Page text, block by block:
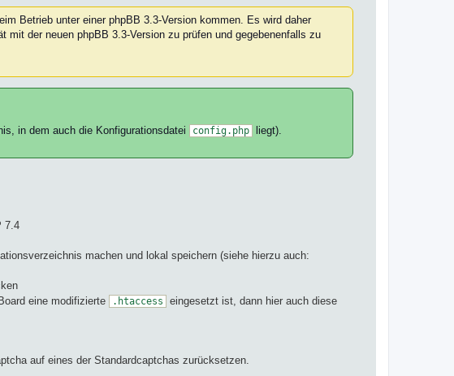
Betrieb unter einer phpBB 3.3-Version kommen. Es wird daher
der neuen phpBB 3.3-Version zu prüfen und gegebenenfalls zu
in dem auch die Konfigurationsdatei
config.php
liegt).
7.4
machen und lokal speichern (siehe hierzu auch:
eine modifizierte .htaccess
eingesetzt ist, dann hier auch diese
auf eines der Standardcaptchas zurücksetzen.